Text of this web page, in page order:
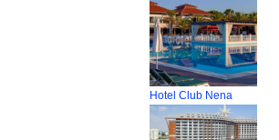
Hotel Club Nena